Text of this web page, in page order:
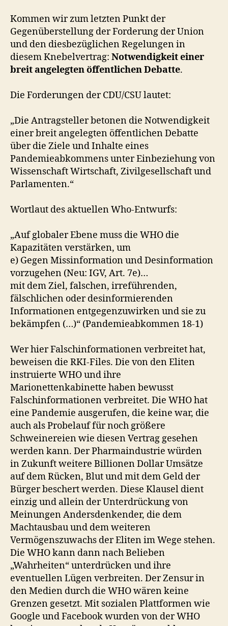
Kommen wir zum letzten Punkt der
Gegenüberstellung der Forderung der Union
und den diesbezüglichen Regelungen in
diesem Knebelvertrag: Notwendigkeit einer
breit angelegten öffentlichen Debatte.
Die Forderungen der CDU/CSU lautet:
„Die Antragsteller betonen die Notwendigkeit
einer breit angelegten öffentlichen Debatte
über die Ziele und Inhalte eines
Pandemieabkommens unter Einbeziehung von
Wissenschaft Wirtschaft, Zivilgesellschaft und
Parlamenten.“
Wortlaut des aktuellen Who-Entwurfs:
„Auf globaler Ebene muss die WHO die
Kapazitäten verstärken, um
e) Gegen Missinformation und Desinformation
vorzugehen (Neu: IGV, Art. 7e)…
mit dem Ziel, falschen, irreführenden,
fälschlichen oder desinformierenden
Informationen entgegenzuwirken und sie zu
bekämpfen (…)“ (Pandemieabkommen 18-1)
Wer hier Falschinformationen verbreitet hat,
beweisen die RKI-Files. Die von den Eliten
instruierte WHO und ihre
Marionettenkabinette haben bewusst
Falschinformationen verbreitet. Die WHO hat
eine Pandemie ausgerufen, die keine war, die
auch als Probelauf für noch größere
Schweinereien wie diesen Vertrag gesehen
werden kann. Der Pharmaindustrie würden
in Zukunft weitere Billionen Dollar Umsätze
auf dem Rücken, Blut und mit dem Geld der
Bürger beschert werden. Diese Klausel dient
einzig und allein der Unterdrückung von
Meinungen Andersdenkender, die dem
Machtausbau und dem weiteren
Vermögenszuwachs der Eliten im Wege stehen.
Die WHO kann dann nach Belieben
„Wahrheiten“ unterdrücken und ihre
eventuellen Lügen verbreiten. Der Zensur in
den Medien durch die WHO wären keine
Grenzen gesetzt. Mit sozialen Plattformen wie
Google und Facebook wurden von der WHO